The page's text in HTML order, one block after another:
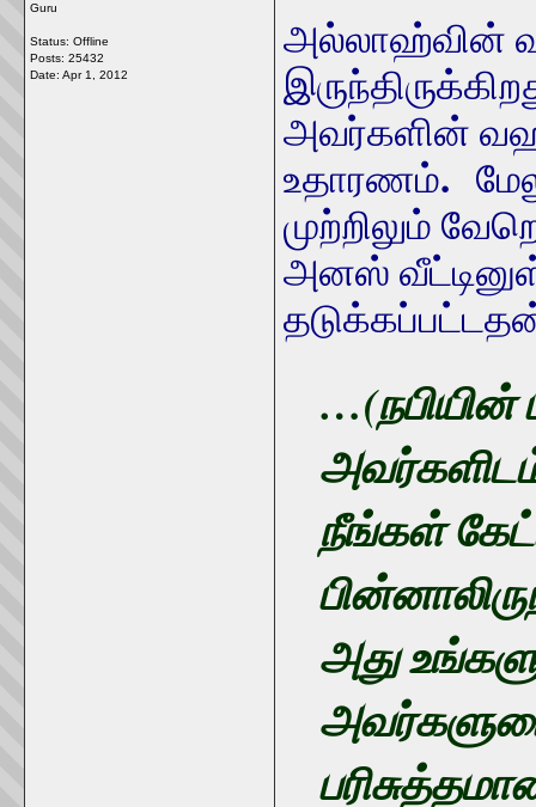
Guru
Status: Offline
Posts: 25432
Date: Apr 1, 2012
அல்லாஹ்வின்
அவர்களின் வஹீ
உதாரணம்.
முற்றிலும்
அனஸ்
நீங்கள்
அது